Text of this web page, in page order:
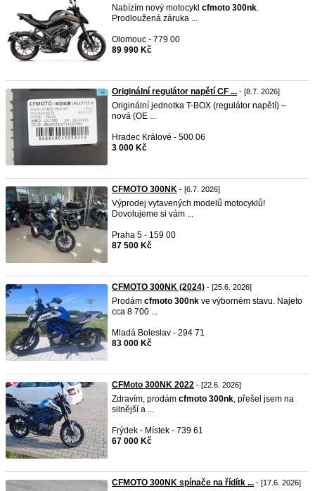
Nabízím nový motocykl cfmoto 300nk.
Prodloužená záruka ...
Olomouc - 779 00
89 990 Kč
Originální regulátor napětí CF ... - [8.7. 2026]
Originální jednotka T-BOX (regulátor napětí) –
nová (OE ...
Hradec Králové - 500 06
3 000 Kč
CFMOTO 300NK - [6.7. 2026]
Výprodej vytavených modelů motocyklů!
Dovolujeme si vám ...
Praha 5 - 159 00
87 500 Kč
CFMOTO 300NK (2024) - [25.6. 2026]
Prodám cfmoto 300nk ve výborném stavu. Najeto
cca 8 700 ...
Mladá Boleslav - 294 71
83 000 Kč
CFMoto 300NK 2022 - [22.6. 2026]
Zdravím, prodám cfmoto 300nk, přešel jsem na
silnější a ...
Frýdek - Místek - 739 61
67 000 Kč
CFMOTO 300NK spínače na řídítk ... - [17.6. 2026]